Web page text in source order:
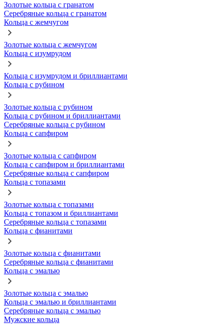
Золотые кольца с гранатом
Серебряные кольца с гранатом
Кольца с жемчугом
Золотые кольца с жемчугом
Кольца с изумрудом
Кольца с изумрудом и бриллиантами
Кольца с рубином
Золотые кольца с рубином
Кольца с рубином и бриллиантами
Серебряные кольца с рубином
Кольца с сапфиром
Золотые кольца с сапфиром
Кольца с сапфиром и бриллиантами
Серебряные кольца с сапфиром
Кольца с топазами
Золотые кольца с топазами
Кольца с топазом и бриллиантами
Серебряные кольца с топазами
Кольца с фианитами
Золотые кольца с фианитами
Серебряные кольца с фианитами
Кольца с эмалью
Золотые кольца с эмалью
Кольца с эмалью и бриллиантами
Серебряные кольца с эмалью
Мужские кольца